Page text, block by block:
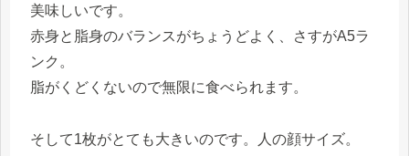
美味しいです。
赤身と脂身のバランスがちょうどよく、さすがA5ラ
ンク。
脂がくどくないので無限に食べられます。
そして1枚がとても大きいのです。人の顔サイズ。